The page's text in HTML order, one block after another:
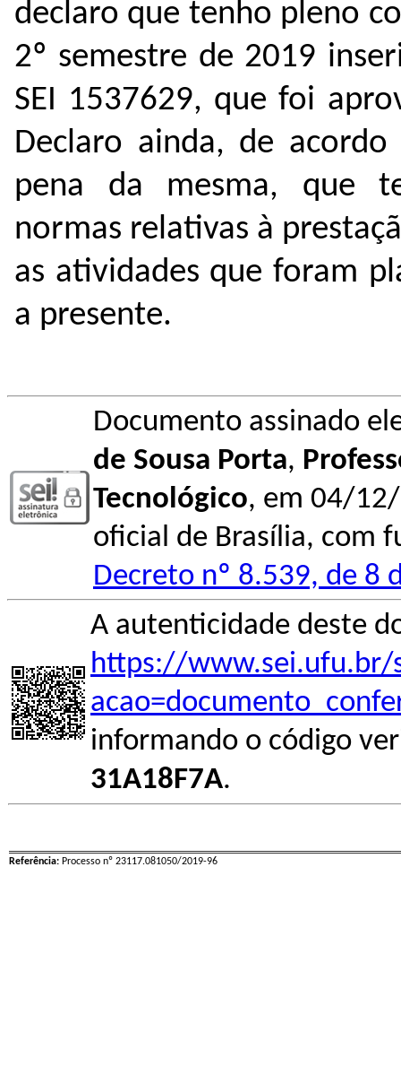
declaro que tenho pleno
2º semestre de 2019
SEI 1537629, que foi
Declaro ainda, de
pena da mesma, que
normas relativas à
as atividades que foram
a presente.
Documento assinado
de Sousa Porta,
Tecnológico, em 04/
oficial de Brasília, com
Decreto nº 8.539, de 8
A autenticidade deste
https://www.sei.ufu.br/
informando o código
31A18F7A.
Referência: Processo nº 23117.081050/2019-96